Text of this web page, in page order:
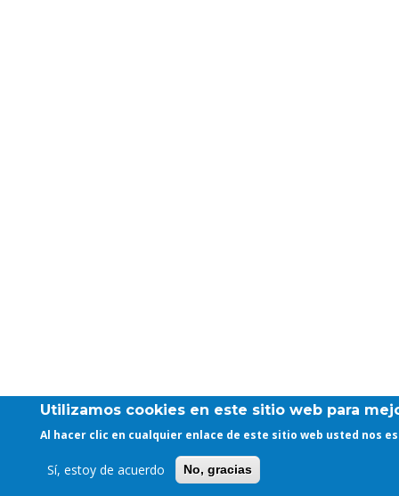
Utilizamos cookies en este sitio web para
Al hacer clic en cualquier enlace de este sitio web usted nos
Sí, estoy de acuerdo No, gracias